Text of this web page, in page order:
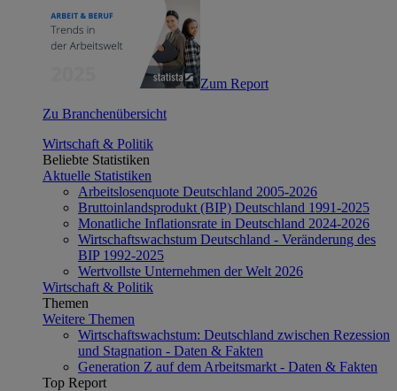
Zum Report
Zu Branchenübersicht
Wirtschaft & Politik
Beliebte Statistiken
Aktuelle Statistiken
Arbeitslosenquote Deutschland 2005-2026
Bruttoinlandsprodukt (BIP) Deutschland 1991-2025
Monatliche Inflationsrate in Deutschland 2024-2026
Wirtschaftswachstum Deutschland - Veränderung des
BIP 1992-2025
Wertvollste Unternehmen der Welt 2026
Wirtschaft & Politik
Themen
Weitere Themen
Wirtschaftswachstum: Deutschland zwischen Rezession
und Stagnation - Daten & Fakten
Generation Z auf dem Arbeitsmarkt - Daten & Fakten
Top Report